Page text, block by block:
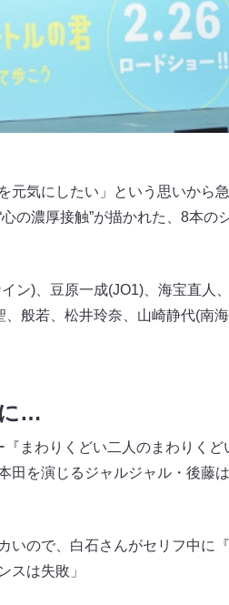
気にしたい」という思いから
の濃厚接触”が描かれた、8本の
ン)、豆原一成(JO1)、海宝直人
般若、松井玲奈、山崎静代(南
…
まわりくどい二人のまわりく
田を演じるジャルジャル・後藤
いので、白石さんがセリフ中
スは失敗」